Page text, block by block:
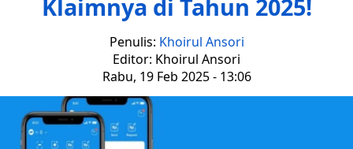
Klaimnya di Tahun 2025!
Penulis: Khoirul Ansori
Editor: Khoirul Ansori
Rabu, 19 Feb 2025 - 13:06